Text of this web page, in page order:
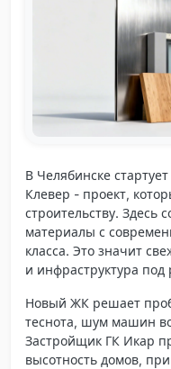
В Челябинске
Клевер - проект,
строительству. Здесь
материалы с
класса. Это значит
и инфраструктура под
Новый ЖК решает
теснота, шум машин
Застройщик ГК Икар
высотность домов,